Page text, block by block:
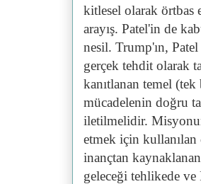
kitlesel olarak örtbas
arayış. Patel'in de
nesil. Trump'ın,
gerçek tehdit olarak
kanıtlanan temel
mücadelenin doğru
iletilmelidir.
etmek için
inançtan
geleceği tehlikede